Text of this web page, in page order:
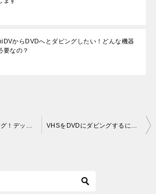
からDVDへとダビングしたい！どんな機器
要なの？
ビデオのDVDダビング！デッキはどんなものが必要なのか？ VHSをDVDにダビングするにはどんな機器が必要？まずはデッキ